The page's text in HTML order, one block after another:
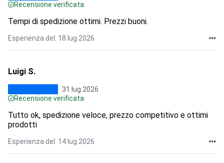
Recensione verificata
Tempi di spedizione ottimi. Prezzi buoni.
Esperienza del: 18 lug 2026
Luigi S.
31 lug 2026
Recensione verificata
Tutto ok, spedizione veloce, prezzo competitivo e ottimi
prodotti
Esperienza del: 14 lug 2026